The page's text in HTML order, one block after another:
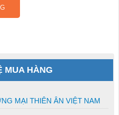
MUA HÀNG
MẠI THIÊN ÂN VIỆT NAM